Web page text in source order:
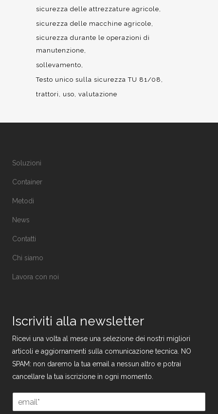
sicurezza delle attrezzature agricole
sicurezza delle macchine agricole
sicurezza durante le operazioni di
manutenzione
sollevamento
Testo unico sulla sicurezza TU 81/08
trattori
uso valutazione
Soluzioni
Container
Metodi
News
Contatti
Chi siamo
Lavora con noi
Iscriviti alla newsletter
Ricevi una volta al mese una selezione dei nostri migliori
articoli e aggiornamenti sulla comunicazione tecnica. NO
SPAM: non daremo la tua email a nessun altro e potrai
cancellare la tua iscrizione in ogni momento.
E
m
a
m